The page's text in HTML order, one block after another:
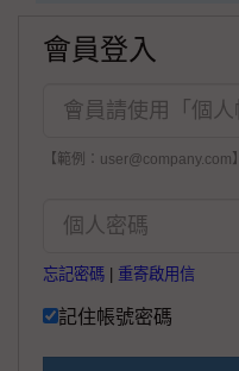
會員登入
【範例：user@company.com】
忘記密碼 重寄啟用信
記住帳號密碼